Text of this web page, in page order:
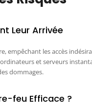
Leur Arrivée
empêchant les accès
et serveurs
dommages.
feu Efficace ?